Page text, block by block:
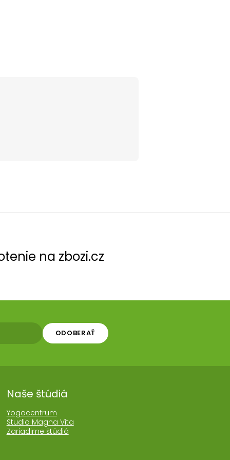
na zbozi.cz
ODOBERAŤ
Naše štúdiá
Yogacentrum
Studio Magna Vita
Zariadime štúdiá